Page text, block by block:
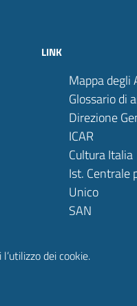
dei cookie.
LINK
Mappa degli
Glossario di
Direzione
ICAR
Cultura Italia
Ist. Centrale
Unico
Sala Studio
Portale